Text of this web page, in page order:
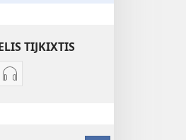
TIJKIXTIS
Uelis